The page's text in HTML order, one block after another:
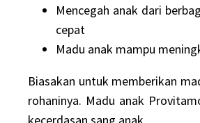
Mencegah anak dari
cepat
Madu anak mampu
Biasakan untuk memberikan
rohaninya. Madu anak